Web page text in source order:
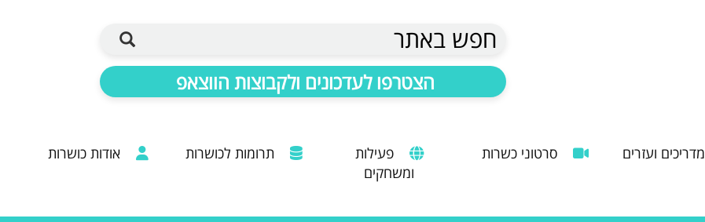
חפש באתר
הצטרפו לעדכונים ולקבוצות הווצאפ
מדריכים ועזרים סרטוני כשרות
פעילות
ומשחקים
תרומות לכושרות אודות כושרות